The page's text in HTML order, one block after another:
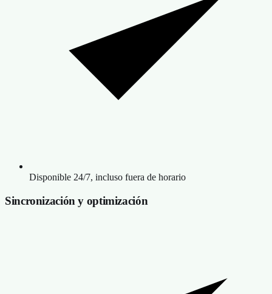
Disponible 24/7, incluso fuera de horario
Sincronización y optimización